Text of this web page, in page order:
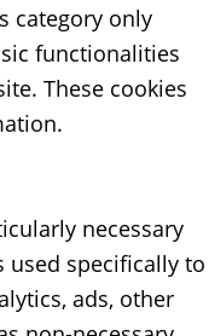
category only
functionalities
These cookies
necessary
specifically to
ads, other